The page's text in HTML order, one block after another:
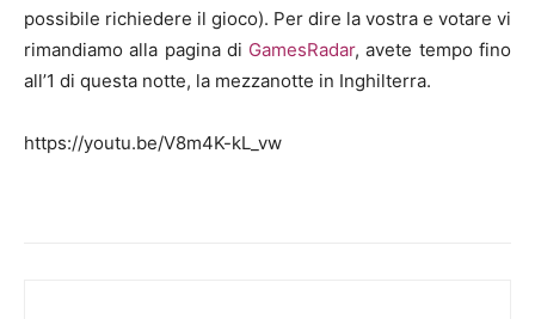
possibile richiedere il gioco). Per dire la vostra e votare vi
rimandiamo alla pagina di GamesRadar, avete tempo fino
all’1 di questa notte, la mezzanotte in Inghilterra.
https://youtu.be/V8m4K-kL_vw